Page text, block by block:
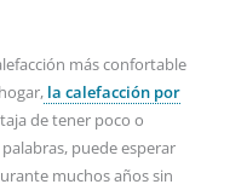
más confortable
la calefacción por
de tener poco o
puede esperar
muchos años sin